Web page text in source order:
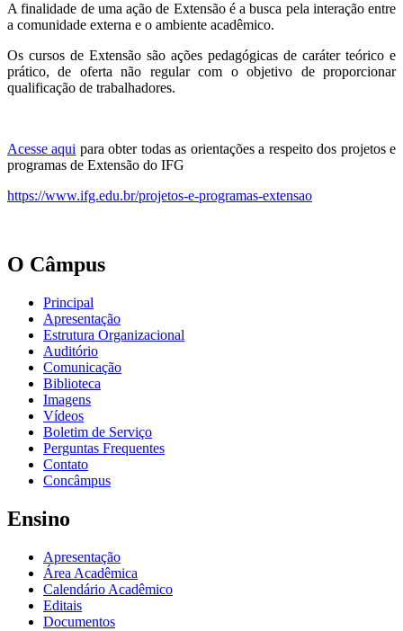
A finalidade de uma ação de Extensão é a busca pela interação entre
a comunidade externa e o ambiente acadêmico.
Os cursos de Extensão são ações pedagógicas de caráter teórico e
prático, de oferta não regular com o objetivo de proporcionar
qualificação de trabalhadores.
Acesse aqui para obter todas as orientações a respeito dos projetos e
programas de Extensão do IFG
https://www.ifg.edu.br/projetos-e-programas-extensao
O Câmpus
Principal
Apresentação
Estrutura Organizacional
Auditório
Comunicação
Biblioteca
Imagens
Vídeos
Boletim de Serviço
Perguntas Frequentes
Contato
Concâmpus
Ensino
Apresentação
Área Acadêmica
Calendário Acadêmico
Editais
Documentos